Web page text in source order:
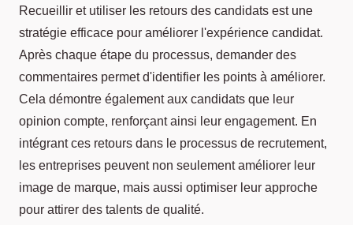
Recueillir et utiliser les retours des candidats est une
stratégie efficace pour améliorer l'expérience candidat.
Après chaque étape du processus, demander des
commentaires permet d'identifier les points à améliorer.
Cela démontre également aux candidats que leur
opinion compte, renforçant ainsi leur engagement. En
intégrant ces retours dans le processus de recrutement,
les entreprises peuvent non seulement améliorer leur
image de marque, mais aussi optimiser leur approche
pour attirer des talents de qualité.